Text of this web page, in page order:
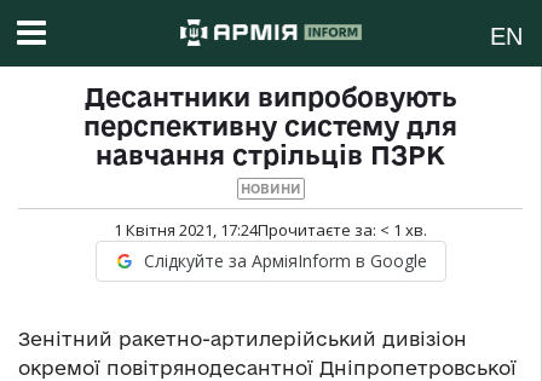
EN
Десантники випробовують
перспективну систему для
навчання стрільців ПЗРК
НОВИНИ
1 Квітня 2021, 17:24Прочитаєте за: < 1 хв.
Слідкуйте за АрміяInform в Google
Зенітний ракетно-артилерійський дивізіон
окремої повітрянодесантної Дніпропетровської